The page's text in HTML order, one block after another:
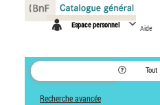
Espace personnel Aide
Tout
Recherche avancée
Panneau de gestion des cookies